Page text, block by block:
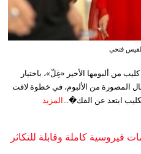
بلقيس فتحي
من ألبومها الأخير «غِلّ»، باختيار
المصورة من الألبوم، في خطوة لاقت
ابتعد عن الفك�...
المزيد
فيروسية كاملة وقابلة للتكاثر